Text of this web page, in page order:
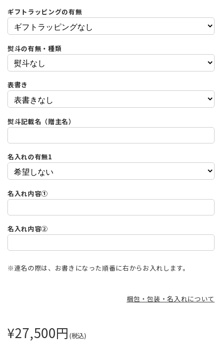
ギフトラッピングの有無
熨斗の有無・種類
表書き
熨斗記載名（贈主名）
名入れの有無1
名入れ内容①
名入れ内容②
※連名の際は、お書きになった順番に右からお入れします。
梱包・包装・名入れについて
¥27,500円 (税込)